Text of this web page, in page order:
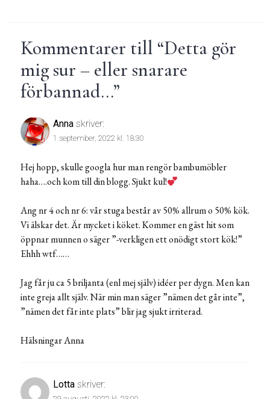
Kommentarer till “Detta gör
mig sur – eller snarare
förbannad…”
Anna skriver:
1 september, 2022 kl. 18:30
Hej hopp, skulle googla hur man rengör bambumöbler
haha….och kom till din blogg. Sjukt kul!
Ang nr 4 och nr 6: vår stuga består av 50% allrum o 50% kök.
Vi älskar det. Är mycket i köket. Kommer en gäst hit som
öppnar munnen o säger ”-verkligen ett onödigt stort kök!”
Ehhh wtf……
Jag får ju ca 5 briljanta (enl mej själv) idéer per dygn. Men kan
inte greja allt själv. När min man säger ”nämen det går inte”,
”nämen det får inte plats” blir jag sjukt irriterad.
Hälsningar Anna
Lotta skriver: